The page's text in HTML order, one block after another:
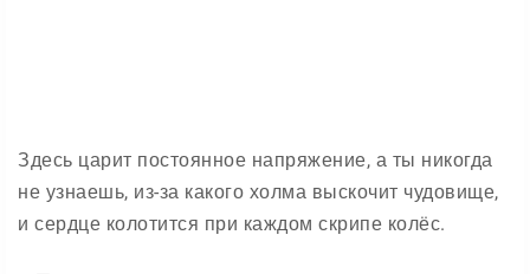
Здесь царит постоянное напряжение, а ты никогда
не узнаешь, из-за какого холма выскочит чудовище,
и сердце колотится при каждом скрипе колёс.